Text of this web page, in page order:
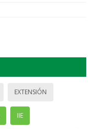
EXTENSIÓN
IIE